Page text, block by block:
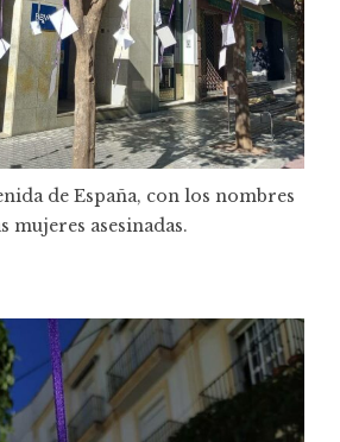
de España, con los nombres
mujeres asesinadas.